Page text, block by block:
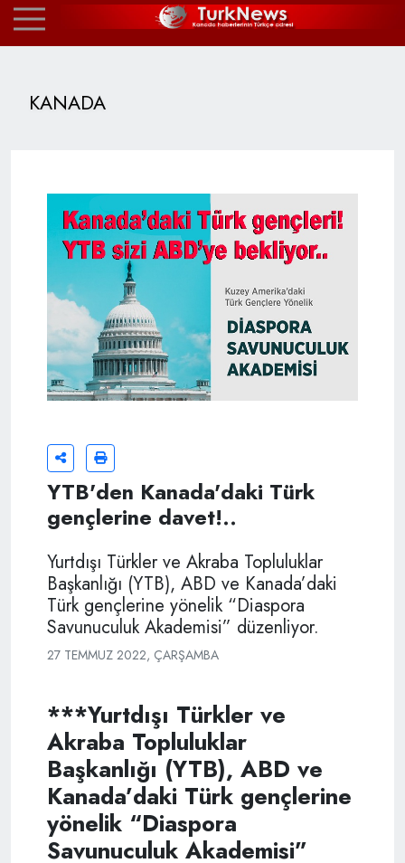
KANADA
YTB'den Kanada'daki Türk
gençlerine davet!..
Yurtdışı Türkler ve Akraba Topluluklar
Başkanlığı (YTB), ABD ve Kanada’daki
Türk gençlerine yönelik “Diaspora
Savunuculuk Akademisi” düzenliyor.
27 TEMMUZ 2022, ÇARŞAMBA
***Yurtdışı Türkler ve
Akraba Topluluklar
Başkanlığı (YTB), ABD ve
Kanada’daki Türk gençlerine
yönelik “Diaspora
Savunuculuk Akademisi”